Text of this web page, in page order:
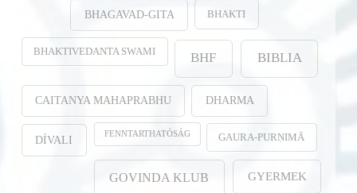
BHAGAVAD-GITA BHAKTI
BHAKTIVEDANTA SWAMI BHF BIBLIA
CAITANYA MAHAPRABHU DHARMA
DÍVALI FENNTARTHATÓSÁG GAURA-PURṆIMĀ
GOVINDA KLUB GYERMEK